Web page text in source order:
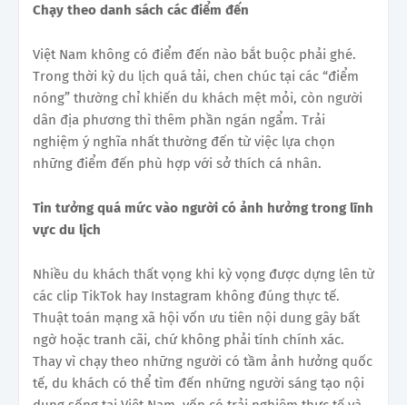
Chạy theo danh sách các điểm đến
Việt Nam không có điểm đến nào bắt buộc phải ghé.
Trong thời kỳ du lịch quá tải, chen chúc tại các “điểm
nóng” thường chỉ khiến du khách mệt mỏi, còn người
dân địa phương thì thêm phần ngán ngẩm. Trải
nghiệm ý nghĩa nhất thường đến từ việc lựa chọn
những điểm đến phù hợp với sở thích cá nhân.
Tin tưởng quá mức vào người có ảnh hưởng trong lĩnh
vực du lịch
Nhiều du khách thất vọng khi kỳ vọng được dựng lên từ
các clip TikTok hay Instagram không đúng thực tế.
Thuật toán mạng xã hội vốn ưu tiên nội dung gây bất
ngờ hoặc tranh cãi, chứ không phải tính chính xác.
Thay vì chạy theo những người có tầm ảnh hưởng quốc
tế, du khách có thể tìm đến những người sáng tạo nội